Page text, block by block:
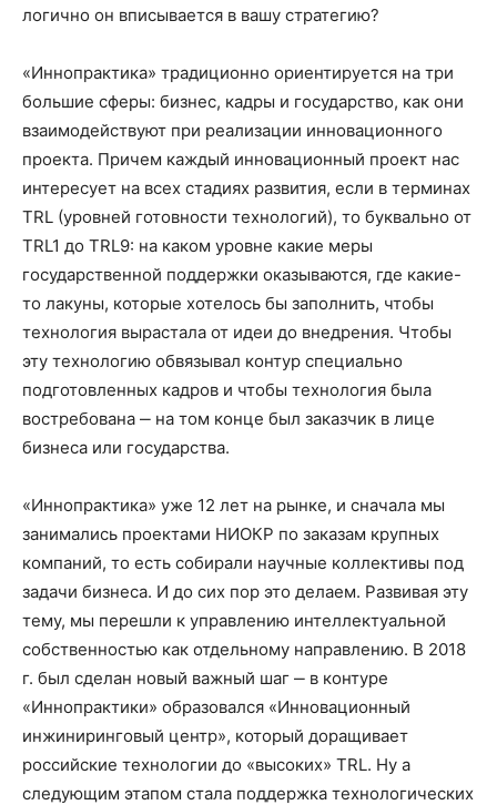
логично он вписывается в вашу стратегию?
«Иннопрактика» традиционно ориентируется на три
большие сферы: бизнес, кадры и государство, как они
взаимодействуют при реализации инновационного
проекта. Причем каждый инновационный проект нас
интересует на всех стадиях развития, если в терминах
TRL (уровней готовности технологий), то буквально от
TRL1 до TRL9: на каком уровне какие меры
государственной поддержки оказываются, где какие-
то лакуны, которые хотелось бы заполнить, чтобы
технология вырастала от идеи до внедрения. Чтобы
эту технологию обвязывал контур специально
подготовленных кадров и чтобы технология была
востребована ‒ на том конце был заказчик в лице
бизнеса или государства.
«Иннопрактика» уже 12 лет на рынке, и сначала мы
занимались проектами НИОКР по заказам крупных
компаний, то есть собирали научные коллективы под
задачи бизнеса. И до сих пор это делаем. Развивая эту
тему, мы перешли к управлению интеллектуальной
собственностью как отдельному направлению. В 2018
г. был сделан новый важный шаг ‒ в контуре
«Иннопрактики» образовался «Инновационный
инжиниринговый центр», который доращивает
российские технологии до «высоких» TRL. Ну а
следующим этапом стала поддержка технологических